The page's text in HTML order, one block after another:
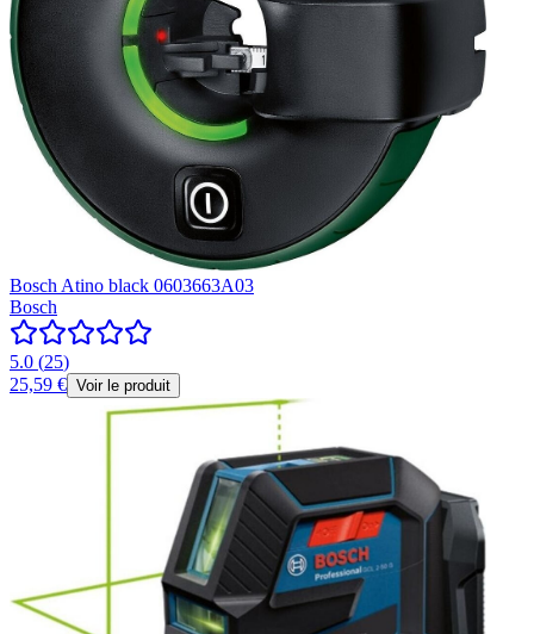
Bosch Atino black 0603663A03
Bosch
5.0 (25)
25,59 € Voir le produit